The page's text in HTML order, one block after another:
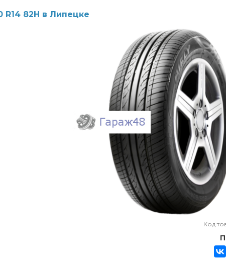
R14 82H в Липецке
Код